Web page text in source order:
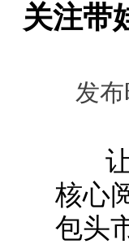
关注带
发
让
核心
包头市